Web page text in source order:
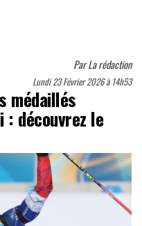
ParLa rédaction
Lundi 23 Février 2026 à 14h53
médaillés
: découvrez le